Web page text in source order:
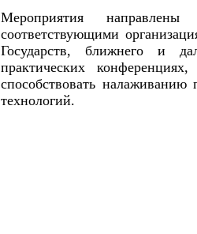
Мероприятия
соответствующими
Государств, ближнего и
практических
способствовать налаживанию
технологий.